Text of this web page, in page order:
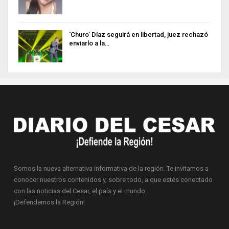
‘Churo’ Díaz seguirá en libertad, juez rechazó
enviarlo a la…
Somos la nueva alternativa informativa de la región. Te invitamos a
conocer nuestros contenidos y, sobre todo, a que estés conectado
con las noticias del Cesar, el país y el mundo.
¡Defendemos la Región!